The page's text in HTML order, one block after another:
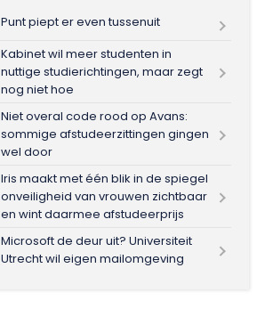
Punt piept er even tussenuit
Kabinet wil meer studenten in
nuttige studierichtingen, maar zegt
nog niet hoe
Niet overal code rood op Avans:
sommige afstudeerzittingen gingen
wel door
Iris maakt met één blik in de spiegel
onveiligheid van vrouwen zichtbaar
en wint daarmee afstudeerprijs
Microsoft de deur uit? Universiteit
Utrecht wil eigen mailomgeving